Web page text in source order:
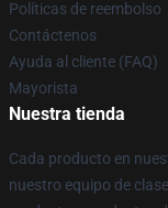
Políticas de reembolso
Contáctenos
Ayuda al cliente (FAQ)
Mayorista
Nuestra tienda
Cada producto en
nuestro equipo de